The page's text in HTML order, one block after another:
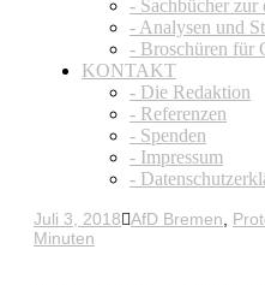
- Sachbücher zur
- Analysen und
- Broschüren für
KONTAKT
- Die Redaktion
- Referenzen
- Spenden
- Impressum
-
Juli 3, 2018 AfD Bremen
Minuten